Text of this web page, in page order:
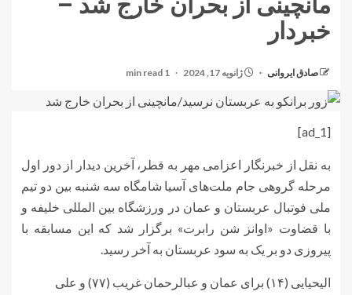
خبردار
صادق ایروانی ژانویه 17, 2024 1 min read
[ad_1]
به نقل از خبرنگار اعزامی مهر به قطر، آخرین دیدار از دور اول
مرحله گروهی جام ملت‌های آسیا شامگاه سه شنبه بین دو تیم
ملی فوتبال عربستان و عمان در ورزشگاه بین المللی خلیفه و
با قضاوت «اوانز شن رابرت» برگزار شد که این مسابقه با
پیروزی دو بر یک به سود عربستان به آخر رسید.
الیحیایی (۱۴) برای عمان و عبالرحمان غریب (۷۷) و علی